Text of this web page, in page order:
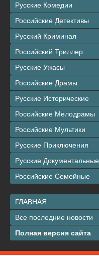
Русские Комедии
Российские Детективы
Русский Криминал
Российский Триллер
Русские Ужасы
Российские Драмы
Русские Исторические
Российские Мелодрамы
Российские Мультики
Русские Приключения
Русские Документальные
Российские Семейные
ГЛАВНАЯ
Все последние новости
Полная версия сайта